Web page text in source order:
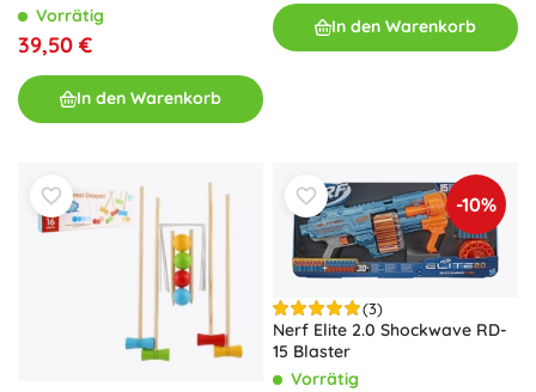
Vorrätig
39,50 €
In den Warenkorb
In den Warenkorb
-10%
(3)
Nerf Elite 2.0 Shockwave RD-
15 Blaster
Vorrätig